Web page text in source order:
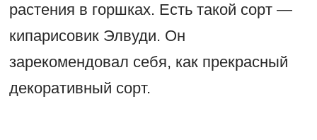
растения в горшках. Есть такой сорт —
кипарисовик Элвуди. Он
зарекомендовал себя, как прекрасный
декоративный сорт.